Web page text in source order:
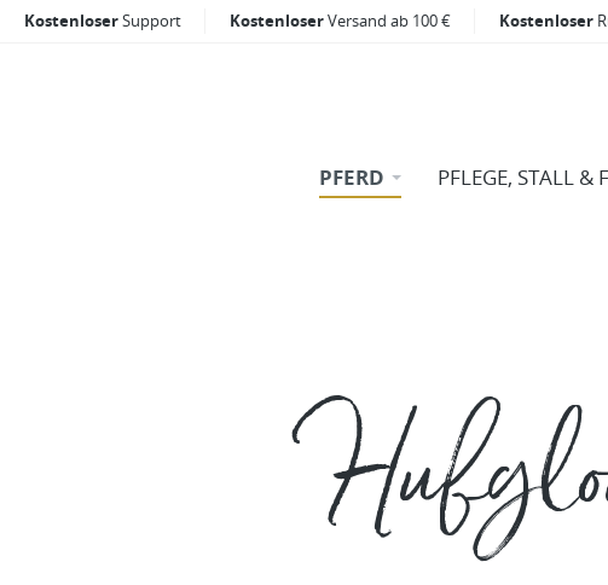
KostenloserSupport KostenloserVersand ab 100 € Kostenloser
PFERD PFLEGE, STALL &